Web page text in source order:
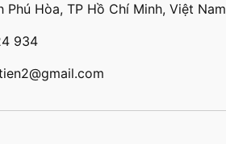
Phú Hòa, TP Hồ Chí Minh, Việt Nam
934